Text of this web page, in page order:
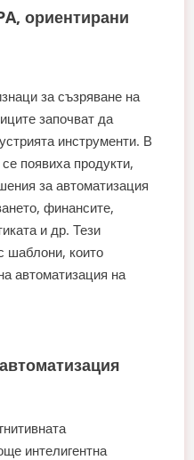
ориентирани
за съзряване на
започват да
инструменти. В
появиха продукти,
за автоматизация
финансите,
и др. Тези
шаблони, които
автоматизация на
интелигентна